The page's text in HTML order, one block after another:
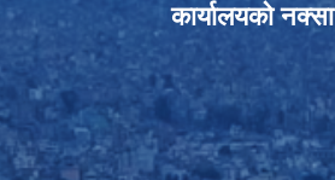
कार्यालयको नक्सा